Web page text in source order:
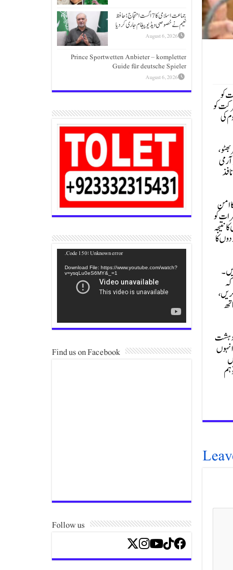
کو
کو
کی
ہوئے کہا کہ دسمبر 2014 میں سانحہ آرمی
کا امن
ثمرات کو
نتیجہ
کا
دہشت
جماعت اسلامی کا 7 اگست احتجاج؛حافظ
نعیم نے خصوصی ویڈیو پیغام جاری کردیا
August 6, 2026
Prince Sportwetten Anbieter – kompletter
Guide für deutsche Spieler
August 6, 2026
Player
Code 150: Unknown error.
Download File: https://www.youtube.com/watch?
v=ysqLu0eS6MY&_=1
Find us on Facebook
Follow us